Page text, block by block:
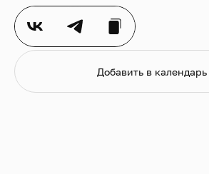
Добавить в календарь